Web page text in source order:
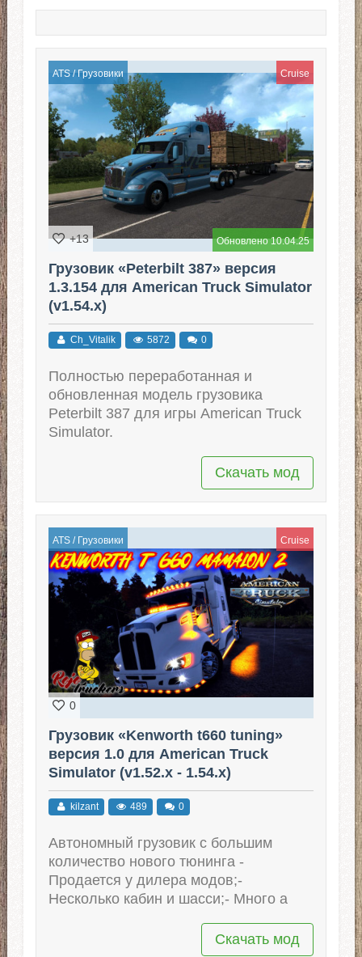
ATS/Грузовики Cruise
Обновлено 10.04.25
+13
Грузовик «Peterbilt 387» версия
1.3.154 для American Truck Simulator
(v1.54.x)
Ch_Vitalik 5872 0
Полностью переработанная и
обновленная модель грузовика
Peterbilt 387 для игры American Truck
Simulator.
Скачать мод
ATS/ Грузовики Cruise
0
Грузовик «Kenworth t660 tuning»
версия 1.0 для American Truck
Simulator (v1.52.x - 1.54.x)
kilzant 489 0
Автономный грузовик с большим
количество нового тюнинга -
Продается у дилера модов;-
Несколько кабин и шасси;- Много а
Скачать мод